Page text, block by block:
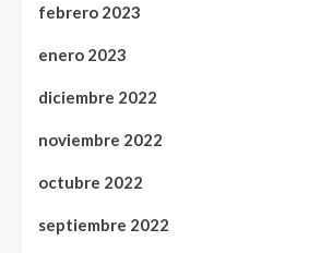
febrero 2023
enero 2023
diciembre 2022
noviembre 2022
octubre 2022
septiembre 2022